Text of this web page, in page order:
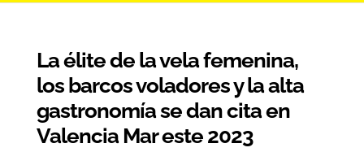
La élite de la vela femenina,
los barcos voladores y la alta
gastronomía se dan cita en
Valencia Mar este 2023